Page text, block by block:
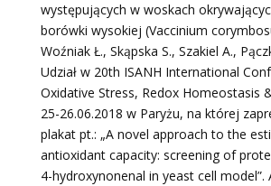
występujących w woskach
borówki wysokiej (Vaccinium
Woźniak Ł., Skąpska S., Szakiel A.,
Udział w 20th ISANH International
Oxidative Stress, Redox Homeostasis
25-26.06.2018 w Paryżu, na której
plakat pt.: „A novel approach to the
antioxidant capacity: screening of
4-hydroxynonenal in yeast cell model”.